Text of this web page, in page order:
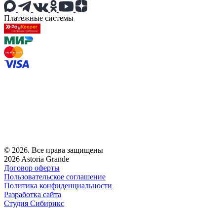
Платежные системы
© 2026. Все права защищены
2026 Astoria Grande
Договор оферты
Пользовательское соглашение
Политика конфиденциальности
Разработка сайта
Студия Сибирикс